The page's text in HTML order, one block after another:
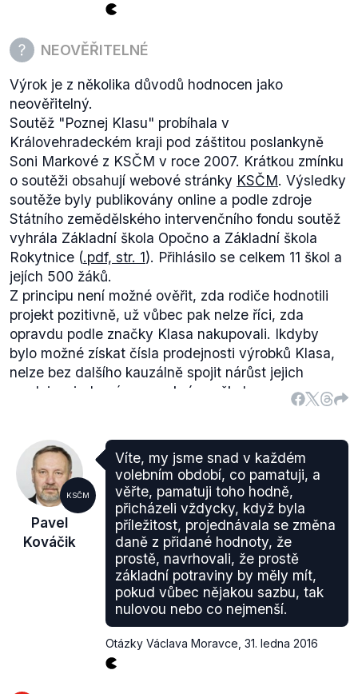
NEOVĚŘITELNÉ
Výrok je z několika důvodů hodnocen jako
neověřitelný.
Soutěž "Poznej Klasu" probíhala v
Královehradeckém kraji pod záštitou poslankyně
Soni Markové z KSČM v roce 2007. Krátkou zmínku
o soutěži obsahují webové stránky KSČM. Výsledky
soutěže byly publikovány online a podle zdroje
Státního zemědělského intervenčního fondu soutěž
vyhrála Základní škola Opočno a Základní škola
Rokytnice (.pdf, str. 1). Přihlásilo se celkem 11 škol a
jejích 500 žáků.
Z principu není možné ověřit, zda rodiče hodnotili
projekt pozitivně, už vůbec pak nelze říci, zda
opravdu podle značky Klasa nakupovali. Ikdyby
bylo možné získat čísla prodejnosti výrobků Klasa,
nelze bez dalšího kauzálně spojit nárůst jejich
prodeje s jednorázovou akcí pro školy v
Královehradeckém kraji. Co se nákladů soutěže
dostupné. Kromě ceny výhercům zahrnovaly také
odměnu pro účastníky soutěže. Účastníci byli
odměněni knihami, propagačními materiály s logem
značky Klasa a potravinářskými výrobky. Obě
vítězné základní školy pak vyhrály výlet v hodnotě
5000 korun (
.pdf, str. 1). Další, například
administrativní či logistické náklady, však nejsou
veřejně k dispozici.
KSČM
Pavel
Kováčik
Víte, my jsme snad v každém
volebním období, co pamatuji, a
věřte, pamatuji toho hodně,
přicházeli vždycky, když byla
příležitost, projednávala se změna
daně z přidané hodnoty, že
prostě, navrhovali, že prostě
základní potraviny by měly mít,
pokud vůbec nějakou sazbu, tak
nulovou nebo co nejmenší.
Otázky Václava Moravce 31. ledna 2016